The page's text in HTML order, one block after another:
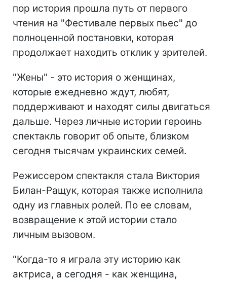
пор история прошла путь от первого
чтения на "Фестивале первых пьес" до
полноценной постановки, которая
продолжает находить отклик у зрителей.
"Жены" - это история о женщинах,
которые ежедневно ждут, любят,
поддерживают и находят силы двигаться
дальше. Через личные истории героинь
спектакль говорит об опыте, близком
сегодня тысячам украинских семей.
Режиссером спектакля стала Виктория
Билан-Ращук, которая также исполнила
одну из главных ролей. По ее словам,
возвращение к этой истории стало
личным вызовом.
"Когда-то я играла эту историю как
актриса, а сегодня - как женщина,